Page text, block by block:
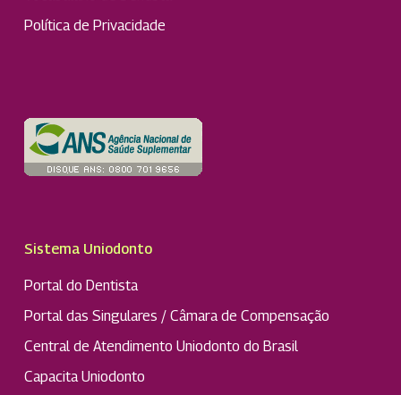
Política de Privacidade
Sistema Uniodonto
Portal do Dentista
Portal das Singulares / Câmara de Compensação
Central de Atendimento Uniodonto do Brasil
Capacita Uniodonto